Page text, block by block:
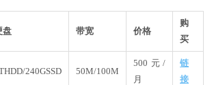
盘 带宽 价格
购
买
240GSSD 50M/100M
500元/
月
链
接